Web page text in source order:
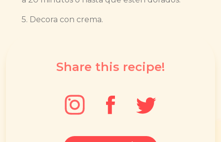
5. Decora con crema.
Share this recipe!